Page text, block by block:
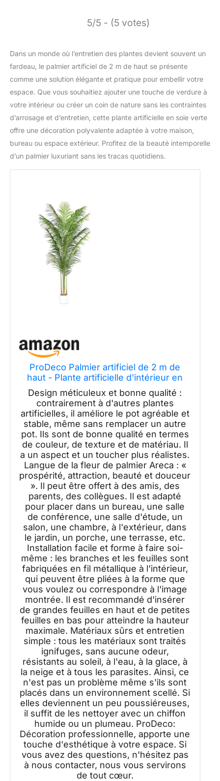
5/5 - (5 votes)
Dans un monde où l’entretien des plantes devient souvent un
fardeau, le palmier artificiel de 2 m de haut se présente
comme une solution élégante et pratique pour embellir votre
espace. Que vous souhaitiez ajouter une touche de verdure à
votre intérieur ou créer un coin de nature sans les contraintes
d’arrosage et d’entretien, cette plante artificielle en soie verte
offre une décoration polyvalente adaptée à votre maison,
bureau ou espace extérieur. Profitez de la beauté intemporelle
d’un palmier luxuriant sans les tracas quotidiens.
ProDeco Palmier artificiel de 2 m de
haut - Plante artificielle d'intérieur en
soie verte - Grande plante artificielle en
pot - Décoration pour la maison, le
bureau, le salon et l'extérieur
Design méticuleux et bonne qualité :
contrairement à d'autres plantes
artificielles, il améliore le pot agréable et
stable, même sans remplacer un autre
pot. Ils sont de bonne qualité en termes
de couleur, de texture et de matériau. Il
a un aspect et un toucher plus réalistes.
Langue de la fleur de palmier Areca : «
prospérité, attraction, beauté et douceur
». Il peut être offert à des amis, des
parents, des collègues. Il est adapté
pour placer dans un bureau, une salle
de conférence, une salle d'étude, un
salon, une chambre, à l'extérieur, dans
le jardin, un porche, une terrasse, etc.
Installation facile et forme à faire soi-
même : les branches et les feuilles sont
fabriquées en fil métallique à l'intérieur,
qui peuvent être pliées à la forme que
vous voulez ou correspondre à l'image
montrée. Il est recommandé d'insérer
de grandes feuilles en haut et de petites
feuilles en bas pour atteindre la hauteur
maximale. Matériaux sûrs et entretien
simple : tous les matériaux sont traités
ignifuges, sans aucune odeur,
résistants au soleil, à l'eau, à la glace, à
la neige et à tous les parasites. Ainsi, ce
n'est pas un problème même s'ils sont
placés dans un environnement scellé. Si
elles deviennent un peu poussiéreuses,
il suffit de les nettoyer avec un chiffon
humide ou un plumeau. ProDeco:
Décoration professionnelle, apporte une
touche d'esthétique à votre espace. Si
vous avez des questions, n'hésitez pas
à nous contacter, nous vous servirons
de tout cœur.